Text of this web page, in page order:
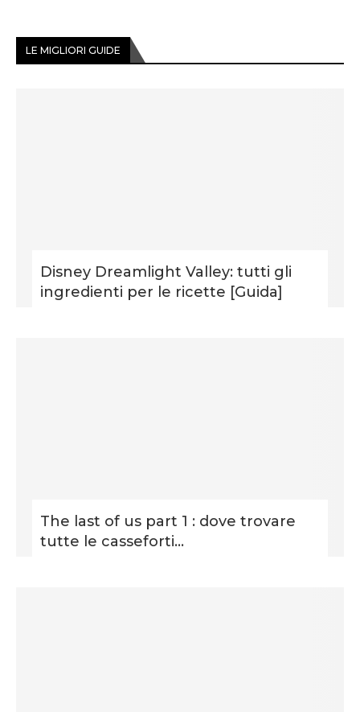
LE MIGLIORI GUIDE
Disney Dreamlight Valley: tutti gli
ingredienti per le ricette [Guida]
The last of us part 1 : dove trovare
tutte le casseforti...